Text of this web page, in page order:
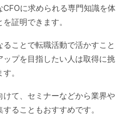
に求められる専門知識を体
証明できます。
ことで転職活動で活かすこと
プを目指したい人は取得に挑
。
けて、セミナーなどから業界や
ることもおすすめです。